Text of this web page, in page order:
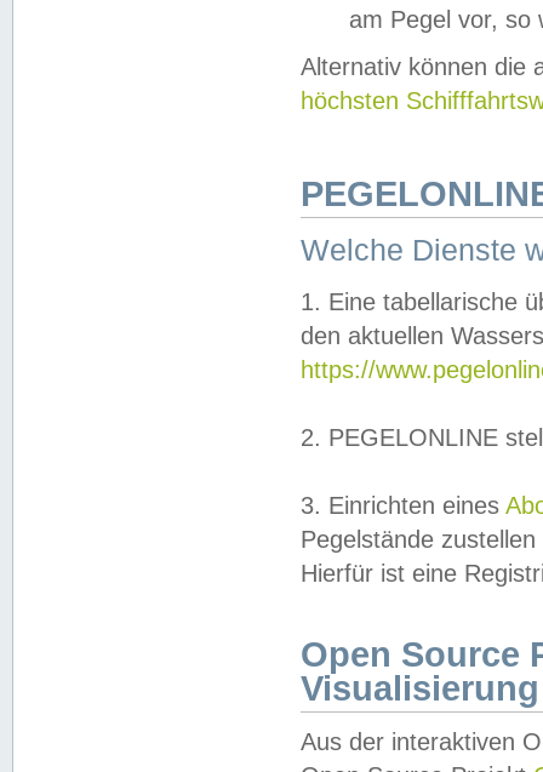
am Pegel vor,
Alternativ können die
höchsten
Welche Dienste
1. Eine tabellarische
den aktuellen
https://
2. PEGELONLINE
3. Einrichten eines
Pegelstände
Hierfür ist eine
Open Source
Visualisierung
Aus der interaktiven